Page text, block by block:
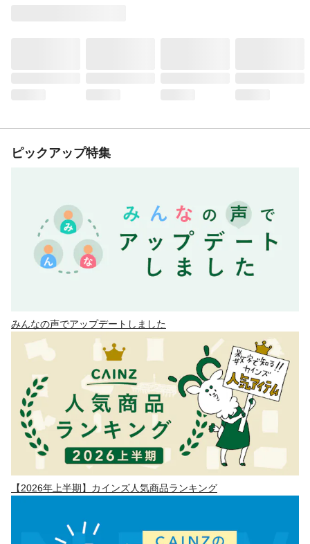
ピックアップ特集
みんなの声でアップデートしました
【2026年上半期】カインズ人気商品ランキング